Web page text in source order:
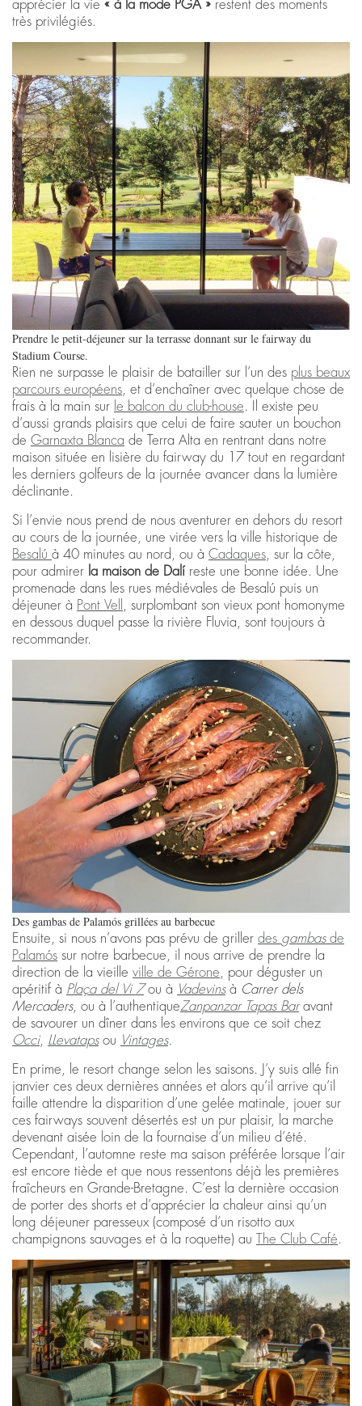
apprécier la vie « à la mode PGA » restent des moments
très privilégiés.
Prendre le petit-déjeuner sur la terrasse donnant sur le fairway du
Stadium Course.
Rien ne surpasse le plaisir de batailler sur l’un des plus beaux
parcours européens , et d’enchaîner avec quelque chose de
frais à la main sur e balcon du club-house. Il existe peu
d’aussi grands plaisirs que celui de faire sauter un bouchon
de Garnaxta Blanca de Terra Alta en rentrant dans notre
maison située en lisière du fairway du 17 tout en regardant
les derniers golfeurs de la journée avancer dans la lumière
déclinante.
Si l’envie nous prend de nous aventurer en dehors du resort
au cours de la journée, une virée vers la ville historique de
Besalú à 40 minutes au nord, ou à Cadaques , sur la côte,
pour admirer la maison de Dalí reste une bonne idée. Une
promenade dans les rues médiévales de Besalú puis un
déjeuner à Pont Vell
, surplombant son vieux pont homonyme
en dessous duquel passe la rivière Fluvia, sont toujours à
recommander.
Des gambas de Palamós grillées au barbecue
Ensuite, si nous n’avons pas prévu de griller des gambas de
Palamós sur notre barbecue, il nous arrive de prendre la
direction de la vieille ville de Gérone , pour déguster un
apéritif à Plaça del Vi 7ou à Vadevinsà Carrer dels
Mercaders, ou à l’authentiqueZanpanzar Tapas Baravant
de savourer un dîner dans les environs que ce soit chez
Occi, LLevatapsou Vintages.
En prime, le resort change selon les saisons. J’y suis allé fin
janvier ces deux dernières années et alors qu’il arrive qu’il
faille attendre la disparition d’une gelée matinale, jouer sur
ces fairways souvent désertés est un pur plaisir, la marche
devenant aisée loin de la fournaise d’un milieu d’été.
Cependant, l’automne reste ma saison préférée lorsque l’air
est encore tiède et que nous ressentons déjà les premières
fraîcheurs en Grande-Bretagne. C’est la dernière occasion
de porter des shorts et d’apprécier la chaleur ainsi qu’un
long déjeuner paresseux (composé d’un risotto aux
champignons sauvages et à la roquette) au
The Club Café.